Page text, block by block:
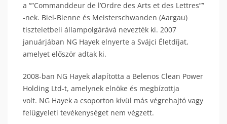
a “”Commanddeur de l’Ordre des Arts et des Lettres””
-nek. Biel-Bienne és Meisterschwanden (Aargau)
tiszteletbeli állampolgárává nevezték ki. 2007
januárjában NG Hayek elnyerte a Svájci Életdíjat,
amelyet először adtak ki.
2008-ban NG Hayek alapította a Belenos Clean Power
Holding Ltd-t, amelynek elnöke és megbízottja
volt. NG Hayek a csoporton kívül más végrehajtó vagy
felügyeleti tevékenységet nem végzett.